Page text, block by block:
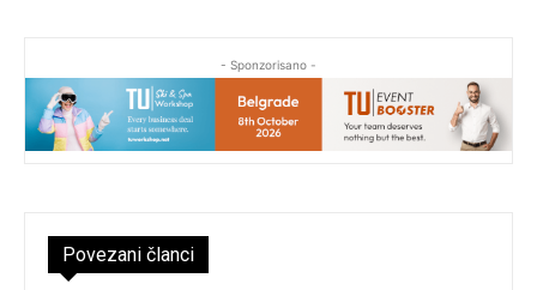
- Sponzorisano -
Povezani članci